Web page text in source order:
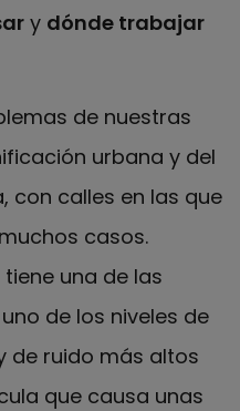
y dónde trabajar
de nuestras
urbana y del
con calles en las que
casos.
una de las
de los niveles de
de ruido más altos
que causa unas